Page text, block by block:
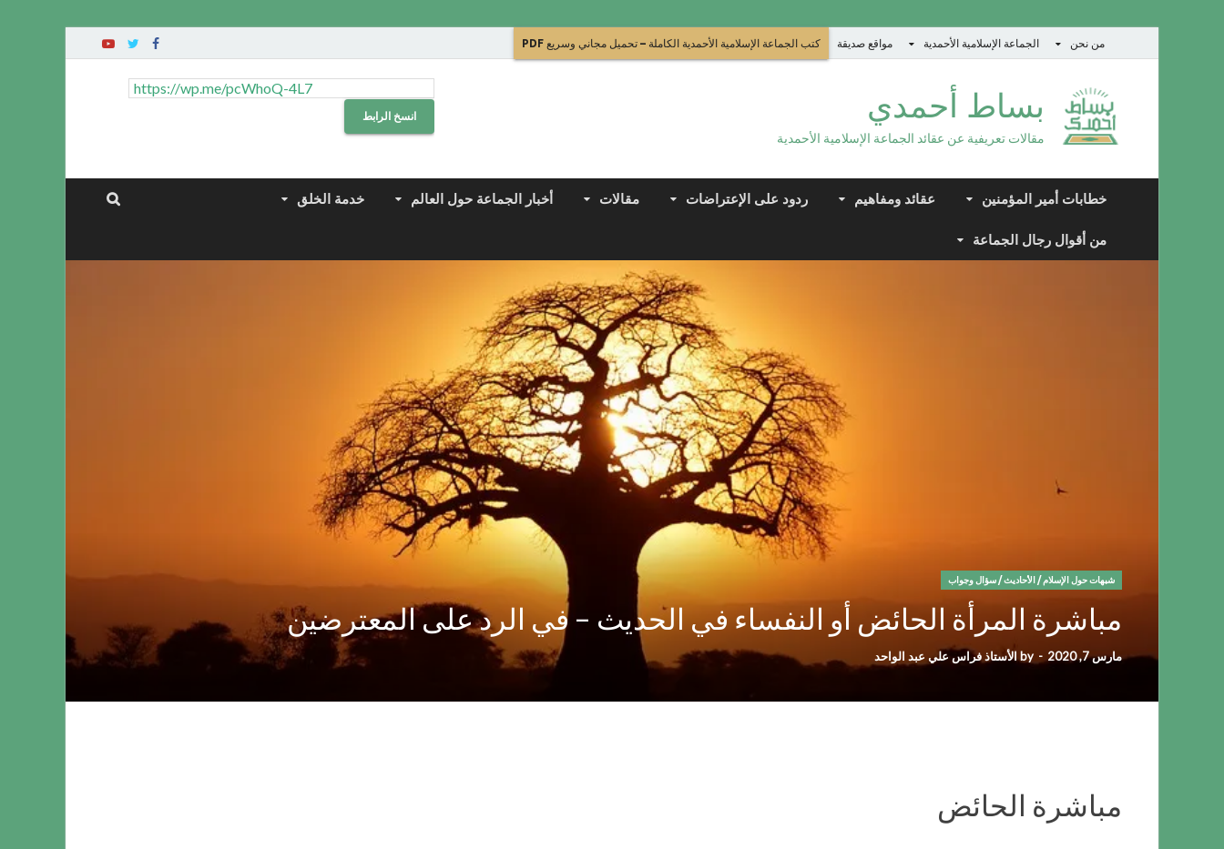
من نحن الجماعة الإسلامية الأحمدية مواقع صديقة كتب الجماعة الإسلامية الأحمدية الكاملة – تحميل مجاني وسريع PDF
بساط أحمدي
مقالات تعريفية عن عقائد الجماعة الإسلامية الأحمدية
انسخ الرابط
خطابات أمير المؤمنين عقائد ومفاهيم ردود على الإعتراضات مقالات أخبار الجماعة حول العالم خدمة الخلق
من أقوال رجال الجماعة
شبهات حول الإسلام/ الأحاديث/سؤال وجواب
مباشرة المرأة الحائض أو النفساء في الحديث – في الرد على المعترضين
مارس 7, 2020 -
byالأستاذ فراس علي عبد الواحد
مباشرة الحائض